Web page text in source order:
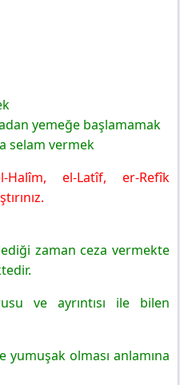
yemeğe başlamamak
selam vermek
Halîm, el-Latîf, er-Refîk
zaman ceza vermekte
ve ayrıntısı ile bilen
yumuşak olması anlamına